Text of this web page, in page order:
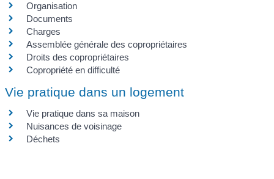
Organisation
Documents
Charges
Assemblée générale des copropriétaires
Droits des copropriétaires
Copropriété en difficulté
Vie pratique dans un logement
Vie pratique dans sa maison
Nuisances de voisinage
Déchets